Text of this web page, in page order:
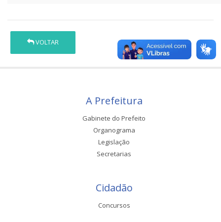
VOLTAR
A Prefeitura
Gabinete do Prefeito
Organograma
Legislação
Secretarias
Cidadão
Concursos